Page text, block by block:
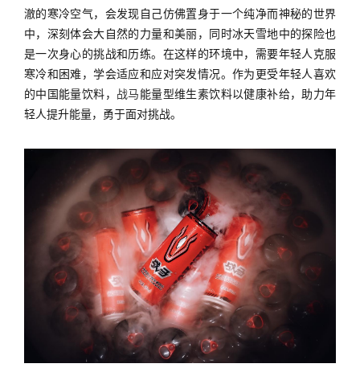
澈的寒冷空气，会发现自己仿佛置身于一个纯净而神秘的世界
中，深刻体会大自然的力量和美丽，同时冰天雪地中的探险也
是一次身心的挑战和历练。在这样的环境中，需要年轻人克服
寒冷和困难，学会适应和应对突发情况。作为更受年轻人喜欢
的中国能量饮料， 战马 能量型维生素饮料以健康补给，助力年
轻人提升能量，勇于面对挑战。